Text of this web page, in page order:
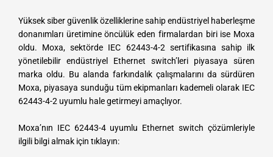
Yüksek siber güvenlik özelliklerine sahip endüstriyel haberleşme
donanımları üretimine öncülük eden firmalardan biri ise Moxa
oldu. Moxa, sektörde IEC 62443-4-2 sertifikasına sahip ilk
yönetilebilir endüstriyel Ethernet switch’leri piyasaya süren
marka oldu. Bu alanda farkındalık çalışmalarını da sürdüren
Moxa, piyasaya sunduğu tüm ekipmanları kademeli olarak IEC
62443-4-2 uyumlu hale getirmeyi amaçlıyor.
Moxa’nın IEC 62443-4 uyumlu Ethernet switch çözümleriyle
ilgili bilgi almak için tıklayın: